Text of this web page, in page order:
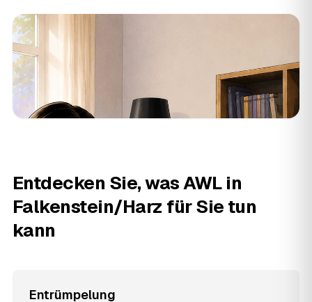
Entdecken Sie, was AWL in
Falkenstein/Harz für Sie tun
kann
Entrümpelung